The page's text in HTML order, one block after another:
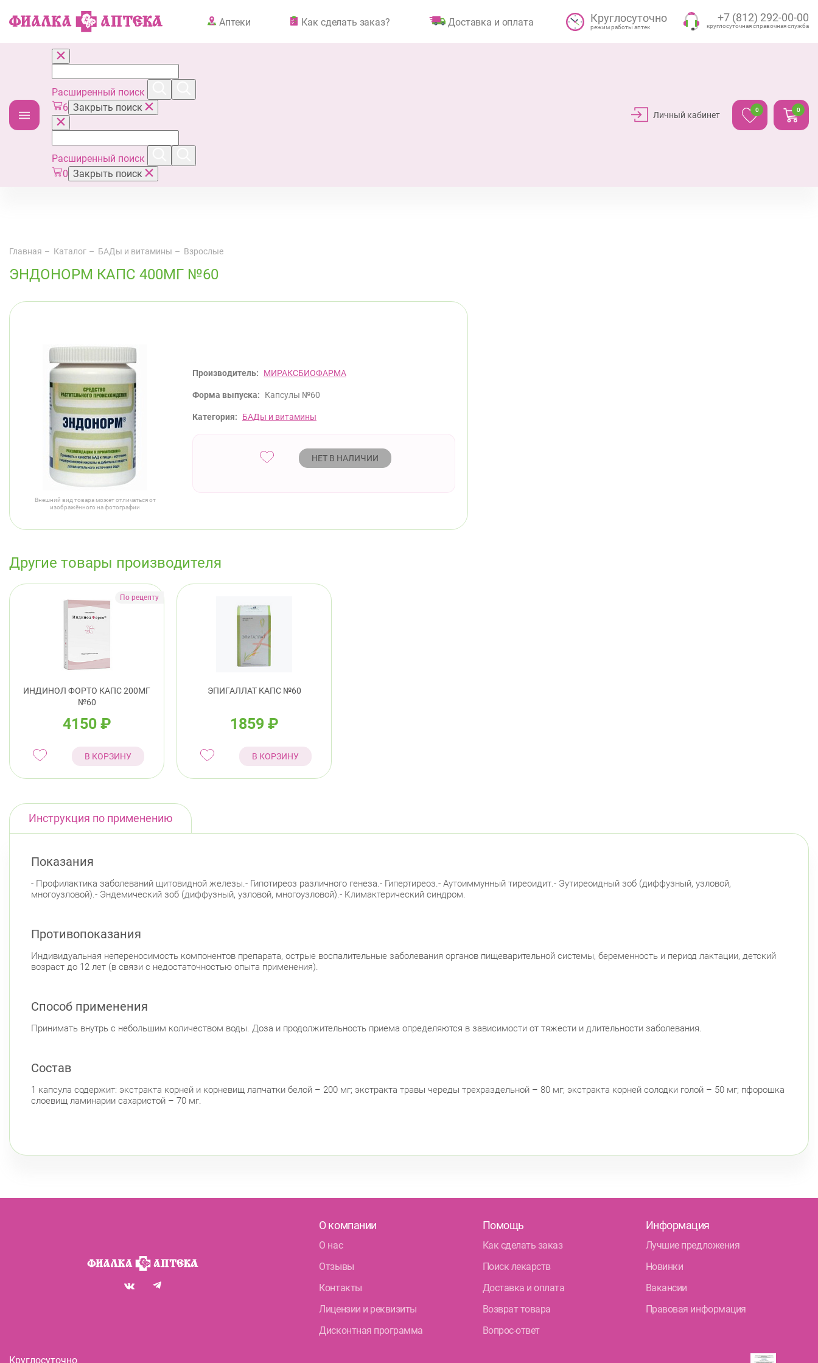
Аптеки Как сделать заказ? Доставка и оплата Круглосуточно
режим работы аптек
+7 (812) 292-00-00
круглосуточная справочная служба
Расширенный поиск
6 Закрыть поиск
Расширенный поиск
0 Закрыть поиск
Личный кабинет
0 0
Главная Каталог БАДы и витамины Взрослые
ЭНДОНОРМ КАПС 400МГ №60
Внешний вид товара может отличаться от
изображённого на фотографии
Производитель: МИРАКСБИОФАРМА
Форма выпуска: Капсулы №60
Категория: БАДы и витамины
НЕТ В НАЛИЧИИ
Другие товары производителя
ИНДИНОЛ ФОРТО КАПС 200МГ
№60
4150 ₽
В КОРЗИНУ
ЭПИГАЛЛАТ КАПС №60
1859 ₽
В КОРЗИНУ
Инструкция по применению
Показания
- Профилактика заболеваний щитовидной железы.- Гипотиреоз различного генеза.- Гипертиреоз.- Аутоиммунный тиреоидит.- Эутиреоидный зоб (диффузный, узловой,
многоузловой).- Эндемический зоб (диффузный, узловой, многоузловой).- Климактерический синдром.
Противопоказания
Индивидуальная непереносимость компонентов препарата, острые воспалительные заболевания органов пищеварительной системы, беременность и период лактации, детский
возраст до 12 лет (в связи с недостаточностью опыта применения).
Способ применения
Принимать внутрь с небольшим количеством воды. Доза и продолжительность приема определяются в зависимости от тяжести и длительности заболевания.
Состав
1 капсула содержит: экстракта корней и корневищ лапчатки белой – 200 мг; экстракта травы череды трехраздельной – 80 мг; экстракта корней солодки голой – 50 мг; пфорошка
слоевищ ламинарии сахаристой – 70 мг.
О компании
О нас
Отзывы
Контакты
Лицензии и реквизиты
Дисконтная программа
Помощь
Как сделать заказ
Поиск лекарств
Доставка и оплата
Возврат товара
Вопрос-ответ
Информация
Лучшие предложения
Новинки
Вакансии
Правовая информация
Круглосуточно